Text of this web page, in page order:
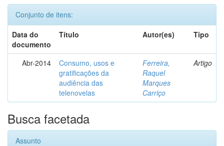
Conjunto de itens:
Data do
documento
Título Autor(es) Tipo
Abr-2014
Consumo, usos e
gratificações da
audiência das
telenovelas
Ferreira,
Raquel
Marques
Carriço
Artigo
Busca facetada
Assunto